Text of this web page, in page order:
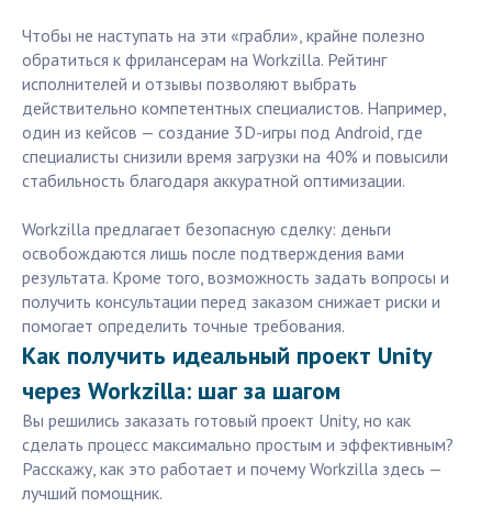
Чтобы не наступать на эти «грабли», крайне полезно
обратиться к фрилансерам на Workzilla. Рейтинг
исполнителей и отзывы позволяют выбрать
действительно компетентных специалистов. Например,
один из кейсов — создание 3D-игры под Android, где
специалисты снизили время загрузки на 40% и повысили
стабильность благодаря аккуратной оптимизации.
Workzilla предлагает безопасную сделку: деньги
освобождаются лишь после подтверждения вами
результата. Кроме того, возможность задать вопросы и
получить консультации перед заказом снижает риски и
помогает определить точные требования.
Как получить идеальный проект Unity
через Workzilla: шаг за шагом
Вы решились заказать готовый проект Unity, но как
сделать процесс максимально простым и эффективным?
Расскажу, как это работает и почему Workzilla здесь —
лучший помощник.